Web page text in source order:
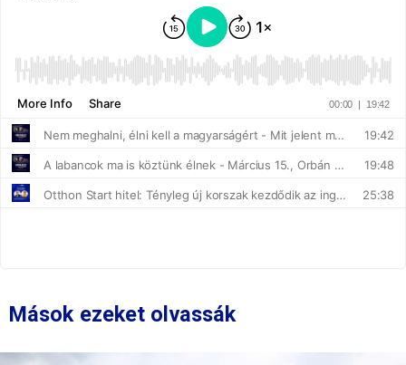
Mások ezeket olvassák